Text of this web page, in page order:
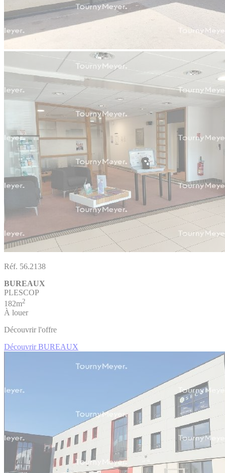
Réf. 56.2138
BUREAUX
PLESCOP
182m2
À louer
Découvrir l'offre
Découvrir BUREAUX